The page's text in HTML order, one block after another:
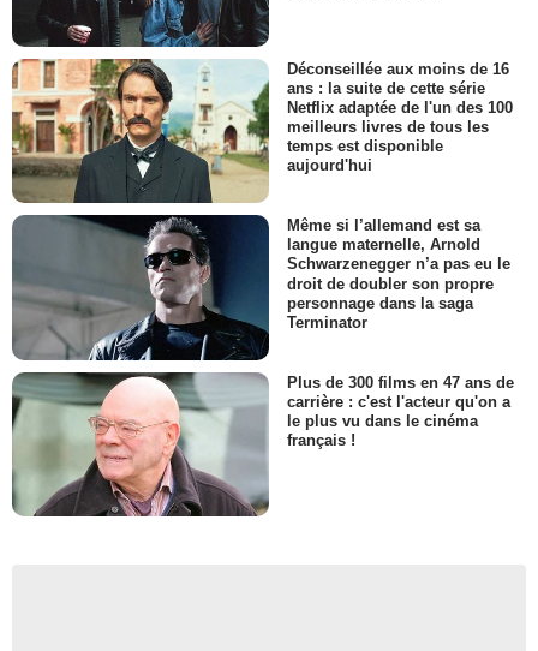
Déconseillée aux moins de 16
ans : la suite de cette série
Netflix adaptée de l'un des 100
meilleurs livres de tous les
temps est disponible
aujourd'hui
Même si l’allemand est sa
langue maternelle, Arnold
Schwarzenegger n’a pas eu le
droit de doubler son propre
personnage dans la saga
Terminator
Plus de 300 films en 47 ans de
carrière : c'est l'acteur qu'on a
le plus vu dans le cinéma
français !